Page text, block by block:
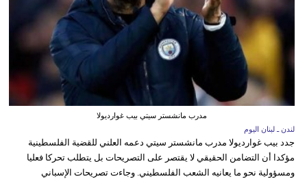
مدرب مانشستر سيتي بيب غوارديولا
لندن ـ لبنان اليوم
جدد بيب غوارديولا مدرب مانشستر سيتي دعمه العلني للقضية الفلسطينية
مؤكدا أن التضامن الحقيقي لا يقتصر على التصريحات بل يتطلب تحركا فعليا
ومسؤولية نحو ما يعانيه الشعب الفلسطيني. وجاءت تصريحات الإسباني